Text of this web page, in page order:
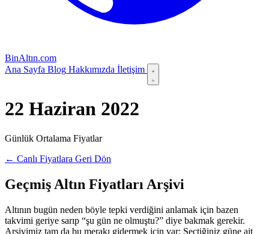
BinAltın.com
Ana Sayfa Blog Hakkımızda İletişim
22 Haziran 2022
Günlük Ortalama Fiyatlar
← Canlı Fiyatlara Geri Dön
Geçmiş Altın Fiyatları Arşivi
Altının bugün neden böyle tepki verdiğini anlamak için bazen
takvimi geriye sarıp “şu gün ne olmuştu?” diye bakmak gerekir.
Arşivimiz tam da bu merakı gidermek için var: Seçtiğiniz güne ait